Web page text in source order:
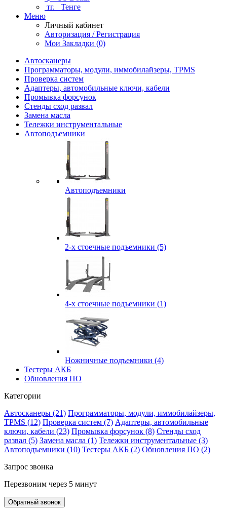
тг. Тенге
Меню
Личный кабинет
Авторизация / Регистрация
Мои Закладки (0)
Автосканеры
Программаторы, модули, иммобилайзеры, TPMS
Проверка систем
Адаптеры, автомобильные ключи, кабели
Промывка форсунок
Стенды сход развал
Замена масла
Тележки инструментальные
Автоподъемники
Автоподъемники
2-х стоечные подъемники (5)
4-х стоечные подъемники (1)
Ножничные подъемники (4)
Тестеры АКБ
Обновления ПО
Категории
Автосканеры (21) Программаторы, модули, иммобилайзеры,
TPMS (12) Проверка систем (7) Адаптеры, автомобильные
ключи, кабели (23) Промывка форсунок (8) Стенды сход
развал (5) Замена масла (1) Тележки инструментальные (3)
Автоподъемники (10) Тестеры АКБ (2) Обновления ПО (2)
Запрос звонка
Перезвоним через 5 минут
Обратный звонок